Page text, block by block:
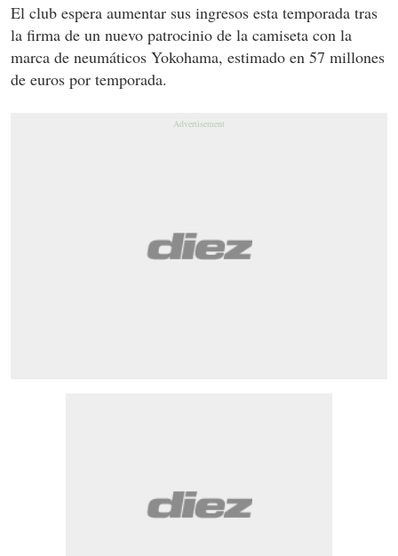
El club espera aumentar sus ingresos esta temporada tras
la firma de un nuevo patrocinio de la camiseta con la
marca de neumáticos Yokohama, estimado en 57 millones
de euros por temporada.